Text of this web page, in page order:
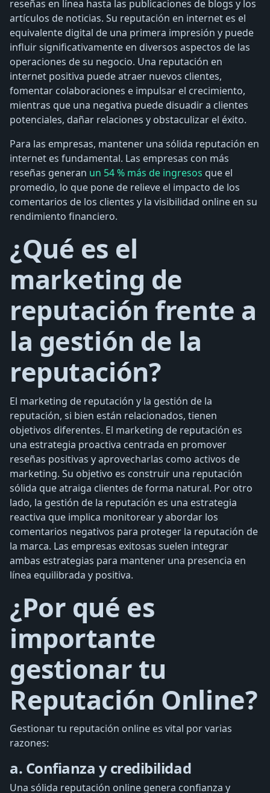
reseñas en línea hasta las publicaciones de blogs y los
artículos de noticias. Su reputación en internet es el
equivalente digital de una primera impresión y puede
influir significativamente en diversos aspectos de las
operaciones de su negocio. Una reputación en
internet positiva puede atraer nuevos clientes,
fomentar colaboraciones e impulsar el crecimiento,
mientras que una negativa puede disuadir a clientes
potenciales, dañar relaciones y obstaculizar el éxito.
Para las empresas, mantener una sólida reputación en
internet es fundamental. Las empresas con más
reseñas generan un 54 % más de ingresos que el
promedio, lo que pone de relieve el impacto de los
comentarios de los clientes y la visibilidad online en su
rendimiento financiero.
¿Qué es el
marketing de
reputación frente a
la gestión de la
reputación?
El marketing de reputación y la gestión de la
reputación, si bien están relacionados, tienen
objetivos diferentes. El marketing de reputación es
una estrategia proactiva centrada en promover
reseñas positivas y aprovecharlas como activos de
marketing. Su objetivo es construir una reputación
sólida que atraiga clientes de forma natural. Por otro
lado, la gestión de la reputación es una estrategia
reactiva que implica monitorear y abordar los
comentarios negativos para proteger la reputación de
la marca. Las empresas exitosas suelen integrar
ambas estrategias para mantener una presencia en
línea equilibrada y positiva.
¿Por qué es
importante
gestionar tu
Reputación Online?
Gestionar tu reputación online es vital por varias
razones:
a. Confianza y credibilidad
Una sólida reputación online genera confianza y